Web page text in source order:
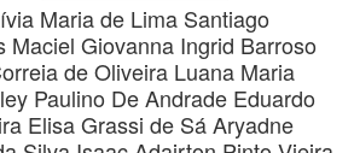
Maria de Lima Santiago
Maciel Giovanna Ingrid Barroso
de Oliveira Luana Maria
Paulino De Andrade Eduardo
Elisa Grassi de SáAryadne